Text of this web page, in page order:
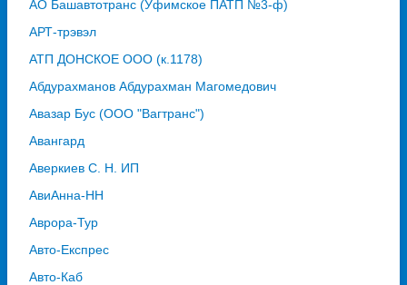
АО Башавтотранс (Уфимское ПАТП №3-ф)
АРТ-трэвэл
АТП ДОНСКОЕ ООО (к.1178)
Абдурахманов Абдурахман Магомедович
Авазар Бус (ООО "Вагтранс")
Авангард
Аверкиев С. Н. ИП
АвиАнна-НН
Аврора-Тур
Авто-Експрес
Авто-Каб